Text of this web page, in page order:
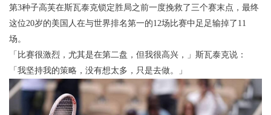
第3种子高芙在斯瓦泰克锁定胜局之前一度挽救了三个赛末点，最终
这位20岁的美国人在与世界排名第一的12场比赛中足足输掉了11
场。
「比赛很激烈，尤其是在第二盘，但我很高兴，」斯瓦泰克说：
「我坚持我的策略，没有想太多，只是去做。」